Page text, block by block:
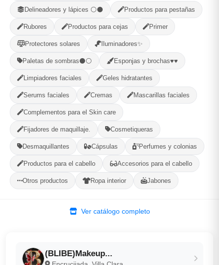
Delineadores y lápices ⚪⚫ Productos para pestañas
Rubores Productos para cejas Primer
Protectores solares Iluminadores✨
Paletas de sombras⚫⚪ Esponjas y brochas♥♥
Limpiadores faciales Geles hidratantes
Serums faciales Cremas Mascarillas faciales
Complementos para el Skin care
Fijadores de maquillaje. Cosmetiqueras
Desmaquillantes Cápsulas Perfumes y colonias
Productos para el cabello Accesorios para el cabello
Otros productos Ropa interior Jabones
Ver catálogo completo
MUNICIPIO
+ Comprar!
Categorías: Jabones y Limpieza
Favorito
MÉTODOS DE PAGO ACEPTADOS
(BLIBE)Makeup...